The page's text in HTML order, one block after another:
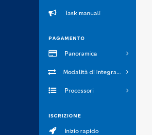
Task manuali
PAGAMENTO
Panoramica
Modalità di integrazione
Processori
ISCRIZIONE
Inizio rapido